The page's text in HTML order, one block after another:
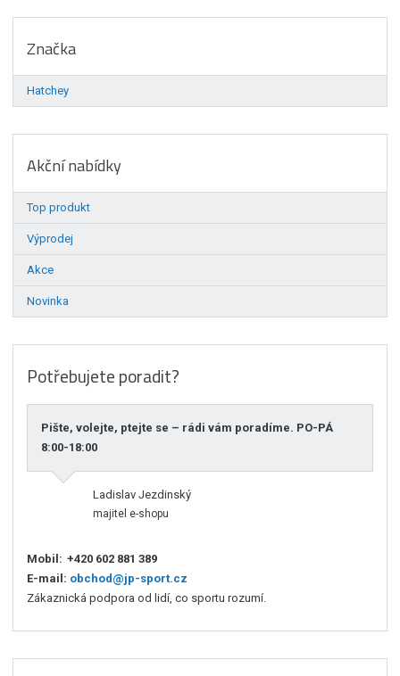
Značka
Hatchey
Akční nabídky
Top produkt
Výprodej
Akce
Novinka
Potřebujete poradit?
Pište, volejte, ptejte se – rádi vám poradíme. PO-PÁ
8:00-18:00
Ladislav Jezdinský
majitel e-shopu
Mobil: +420 602 881 389
E-mail: obchod@jp-sport.cz
Zákaznická podpora od lidí, co sportu rozumí.